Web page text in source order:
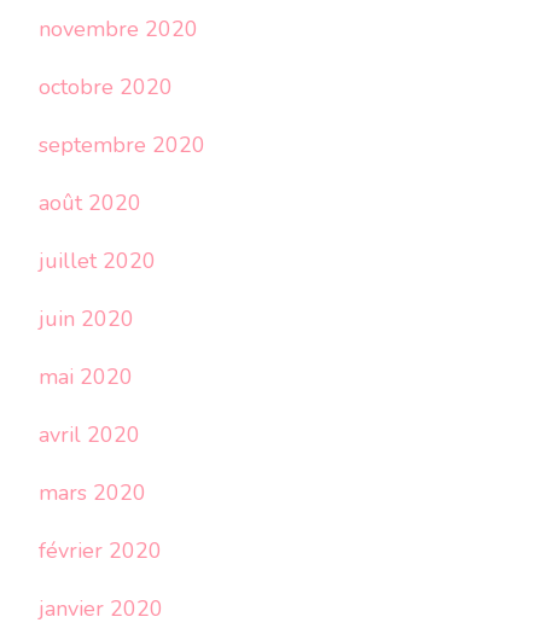
novembre 2020
octobre 2020
septembre 2020
août 2020
juillet 2020
juin 2020
mai 2020
avril 2020
mars 2020
février 2020
janvier 2020